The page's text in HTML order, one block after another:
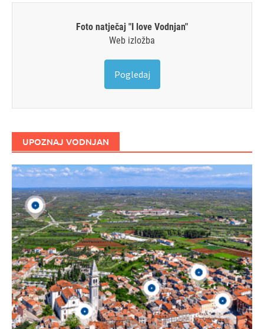
Foto natječaj "I love Vodnjan"
Web izložba
Pogledaj
UPOZNAJ VODNJAN